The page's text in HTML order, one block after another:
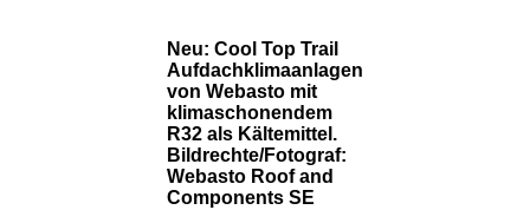
Neu: Cool Top Trail
Aufdachklimaanlagen
von Webasto mit
klimaschonendem
R32 als Kältemittel.
Bildrechte/Fotograf:
Webasto Roof and
Components SE